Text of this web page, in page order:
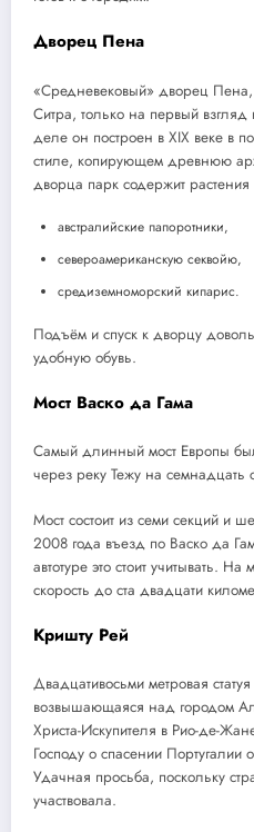
Дворец Пена
«Средневековый» дворец
Ситра, только на первый
деле он построен в XIX веке в
стиле, копирующем древнюю
дворца парк содержит
австралийские папоротники,
североамериканскую секвойю,
средиземноморский кипарис.
Подъём и спуск к дворцу
удобную обувь.
Мост Васко да Гама
Самый длинный мост Европы
через реку Тежу на
Мост состоит из семи секций и
2008 года въезд по Васко да
автотуре это стоит учитывать.
скорость до ста двадцати
Кришту Рей
Двадцативосьми метровая
возвышающаяся над городом
Христа-Искупителя в Рио-де-
Господу о спасении
Удачная просьба, поскольку
участвовала.